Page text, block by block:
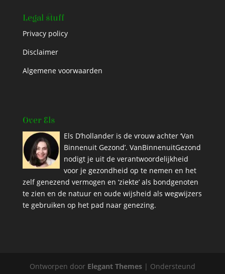
Legal stuff
Privacy policy
Disclaimer
Algemene voorwaarden
Over Els
Els D’hollander is de vrouw achter ‘Van
Binnenuit Gezond’. VanBinnenuitGezond
nodigt je uit de verantwoordelijkheid
voor je gezondheid op te nemen en het
zelf genezend vermogen en ‘ziekte’ als bondgenoten
te zien en de natuur en oude wijsheid als wegwijzers
te gebruiken op het pad naar genezing.
Ontworpen door Elegant Themes| Ondersteund